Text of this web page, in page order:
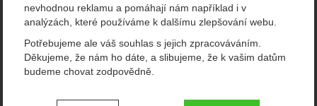
nevhodnou reklamu a pomáhají nám například i v
analýzách, které používáme k dalšímu zlepšování webu.
Potřebujeme ale váš souhlas s jejich zpracováváním.
Děkujeme, že nám ho dáte, a slibujeme, že k vašim datům
budeme chovat zodpovědně.
Nastavení souhlasů s kategoriemi
CENA (KČ)
-
OBJEM (L)
10 2
15 2
5 1
NejzajímavějšíNejlevnější Nejdražší
nejprodávanějšíchdostupnosti
Produkty
Acepac Helmet Holder Acepac Groundsheet MKII